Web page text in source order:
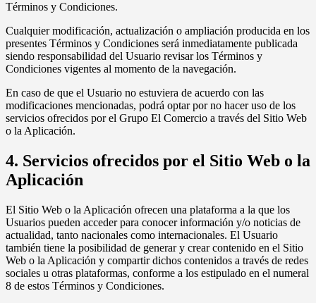
Términos y Condiciones.
Cualquier modificación, actualización o ampliación producida en los
presentes Términos y Condiciones será inmediatamente publicada
siendo responsabilidad del Usuario revisar los Términos y
Condiciones vigentes al momento de la navegación.
En caso de que el Usuario no estuviera de acuerdo con las
modificaciones mencionadas, podrá optar por no hacer uso de los
servicios ofrecidos por el Grupo El Comercio a través del Sitio Web
o la Aplicación.
4. Servicios ofrecidos por el Sitio Web o la
Aplicación
El Sitio Web o la Aplicación ofrecen una plataforma a la que los
Usuarios pueden acceder para conocer información y/o noticias de
actualidad, tanto nacionales como internacionales. El Usuario
también tiene la posibilidad de generar y crear contenido en el Sitio
Web o la Aplicación y compartir dichos contenidos a través de redes
sociales u otras plataformas, conforme a los estipulado en el numeral
8 de estos Términos y Condiciones.